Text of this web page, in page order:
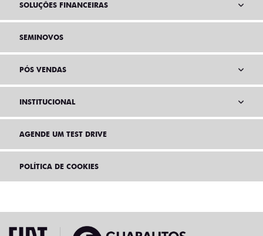
SOLUÇÕES FINANCEIRAS
SEMINOVOS
PÓS VENDAS
INSTITUCIONAL
AGENDE UM TEST DRIVE
POLÍTICA DE COOKIES